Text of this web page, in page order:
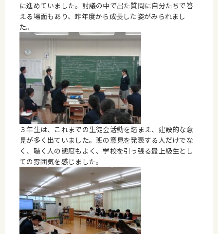
に進めていました。討議の中で出た質問に自分たちで答
える場面もあり、昨年度から成長した姿がみられまし
た。
３年生は、これまでの生徒会活動を踏まえ、建設的な意
見が多く出ていました。班の意見を発表する人だけでな
く、聴く人の態度もよく、学校を引っ張る最上級生とし
ての雰囲気を感じました。